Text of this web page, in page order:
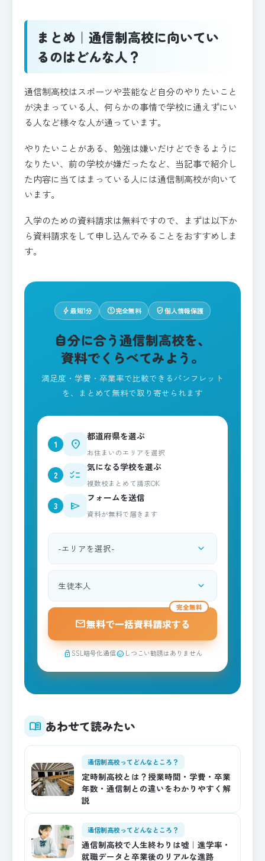
まとめ｜通信制高校に向いてい
るのはどんな人？
通信制高校はスポーツや芸能など自分のやりたいこと
が決まっている人、何らかの事情で学校に通えずにい
る人など様々な人が通っています。
やりたいことがある、勉強は嫌いだけどできるように
なりたい、前の学校が嫌だったなど、当記事で紹介し
た内容に当てはまっている人には通信制高校が向いて
います。
入学のための資料請求は無料ですので、まずは以下か
ら資料請求をして申し込んでみることをおすすめしま
す。
bolt最短1分 paid完全無料 verified_user個人情報保護
自分に合う通信制高校を、
資料でくらべてみよう。
満足度・学費・卒業率で比較できるパンフレット
を、まとめて無料で取り寄せられます
1 place
都道府県を選ぶ
お住まいのエリアを選択
2 checklist
気になる学校を選ぶ
複数校まとめて請求OK
3 send
フォームを送信
資料が無料で届きます
都道府県を選択 expand_more
資料請求される方 expand_more
完全無料
mail無料で一括資料請求する
lock SSL暗号化通信sentiment_satisfied しつこい勧誘はありません
menu_book あわせて読みたい
通信制高校ってどんなところ？
定時制高校とは？授業時間・学費・卒業
年数・通信制との違いをわかりやすく解
説
通信制高校ってどんなところ？
通信制高校で人生終わりは嘘｜進学率・
就職データと卒業後のリアルな進路